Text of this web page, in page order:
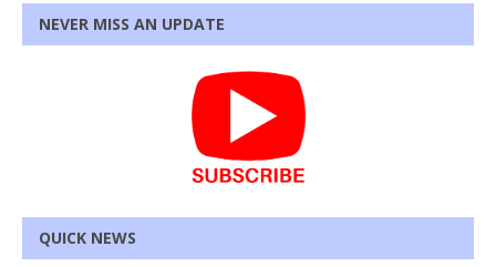
NEVER MISS AN UPDATE
QUICK NEWS